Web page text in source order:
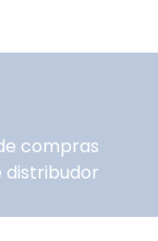
compras
distribudor